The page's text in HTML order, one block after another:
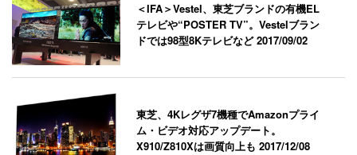
＜IFA＞Vestel、東芝ブランドの有機EL
テレビや“POSTER TV”。Vestelブラン
ドでは98型8Kテレビなど2017/09/02
東芝、4Kレグザ7機種でAmazonプライ
ム・ビデオ対応アップデート。
X910/Z810Xは画質向上も2017/12/08